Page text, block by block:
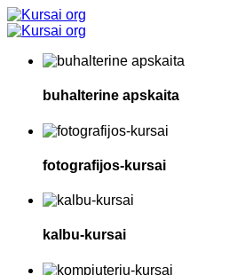
buhalterine apskaita
fotografijos-kursai
kalbu-kursai